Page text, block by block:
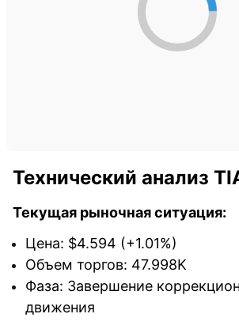
Технический анализ
Текущая рыночная ситуация:
Цена: $4.594 (+1.01%)
Объем торгов: 47.998K
Фаза: Завершение
движения